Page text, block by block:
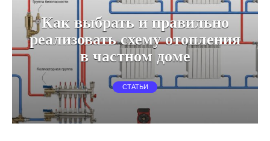
Как выбрать и правильно
реализовать схему отопления
в частном доме
СТАТЬИ